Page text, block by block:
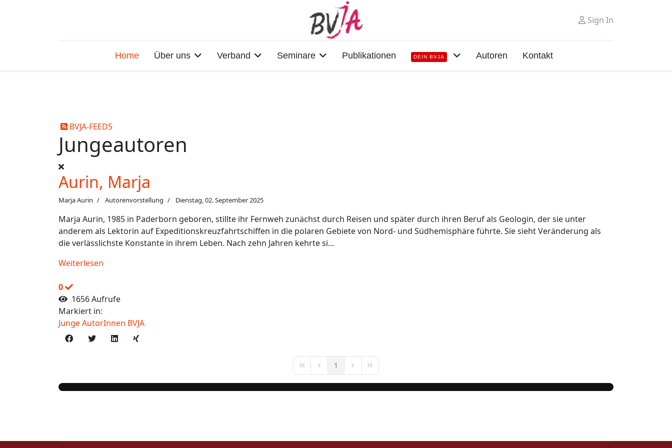
Sign In
Home Über uns Verband Seminare Publikationen DEIN BVJA Autoren Kontakt
BVJA-FEEDS
Jungeautoren
Aurin, Marja
Marja Aurin Autorenvorstellung Dienstag, 02. September 2025
Marja Aurin, 1985 in Paderborn geboren, stillte ihr Fernweh zunächst durch Reisen und später durch ihren Beruf als Geologin, der sie unter
anderem als Lektorin auf Expeditionskreuzfahrtschiffen in die polaren Gebiete von Nord- und Südhemisphäre führte. Sie sieht Veränderung als
die verlässlichste Konstante in ihrem Leben. Nach zehn Jahren kehrte si...
Weiterlesen
0
1656 Aufrufe
Markiert in:
Junge AutorInnen BVJA
First PagePrevious Page
1 Next PageLast Page